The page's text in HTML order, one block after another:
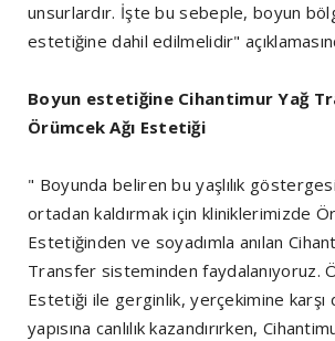
unsurlardır. İşte bu sebeple, boyun
estetiğine dahil edilmelidir"
Boyun estetiğine Cihantimur Yağ
Örümcek Ağı Estetiği
" Boyunda beliren bu yaşlılık göstergesi
ortadan kaldırmak için kliniklerimizde
Estetiğinden ve soyadımla anılan
Transfer sisteminden faydalanıyoruz.
Estetiği ile gerginlik, yerçekimine karşı
yapısına canlılık kazandırırken,